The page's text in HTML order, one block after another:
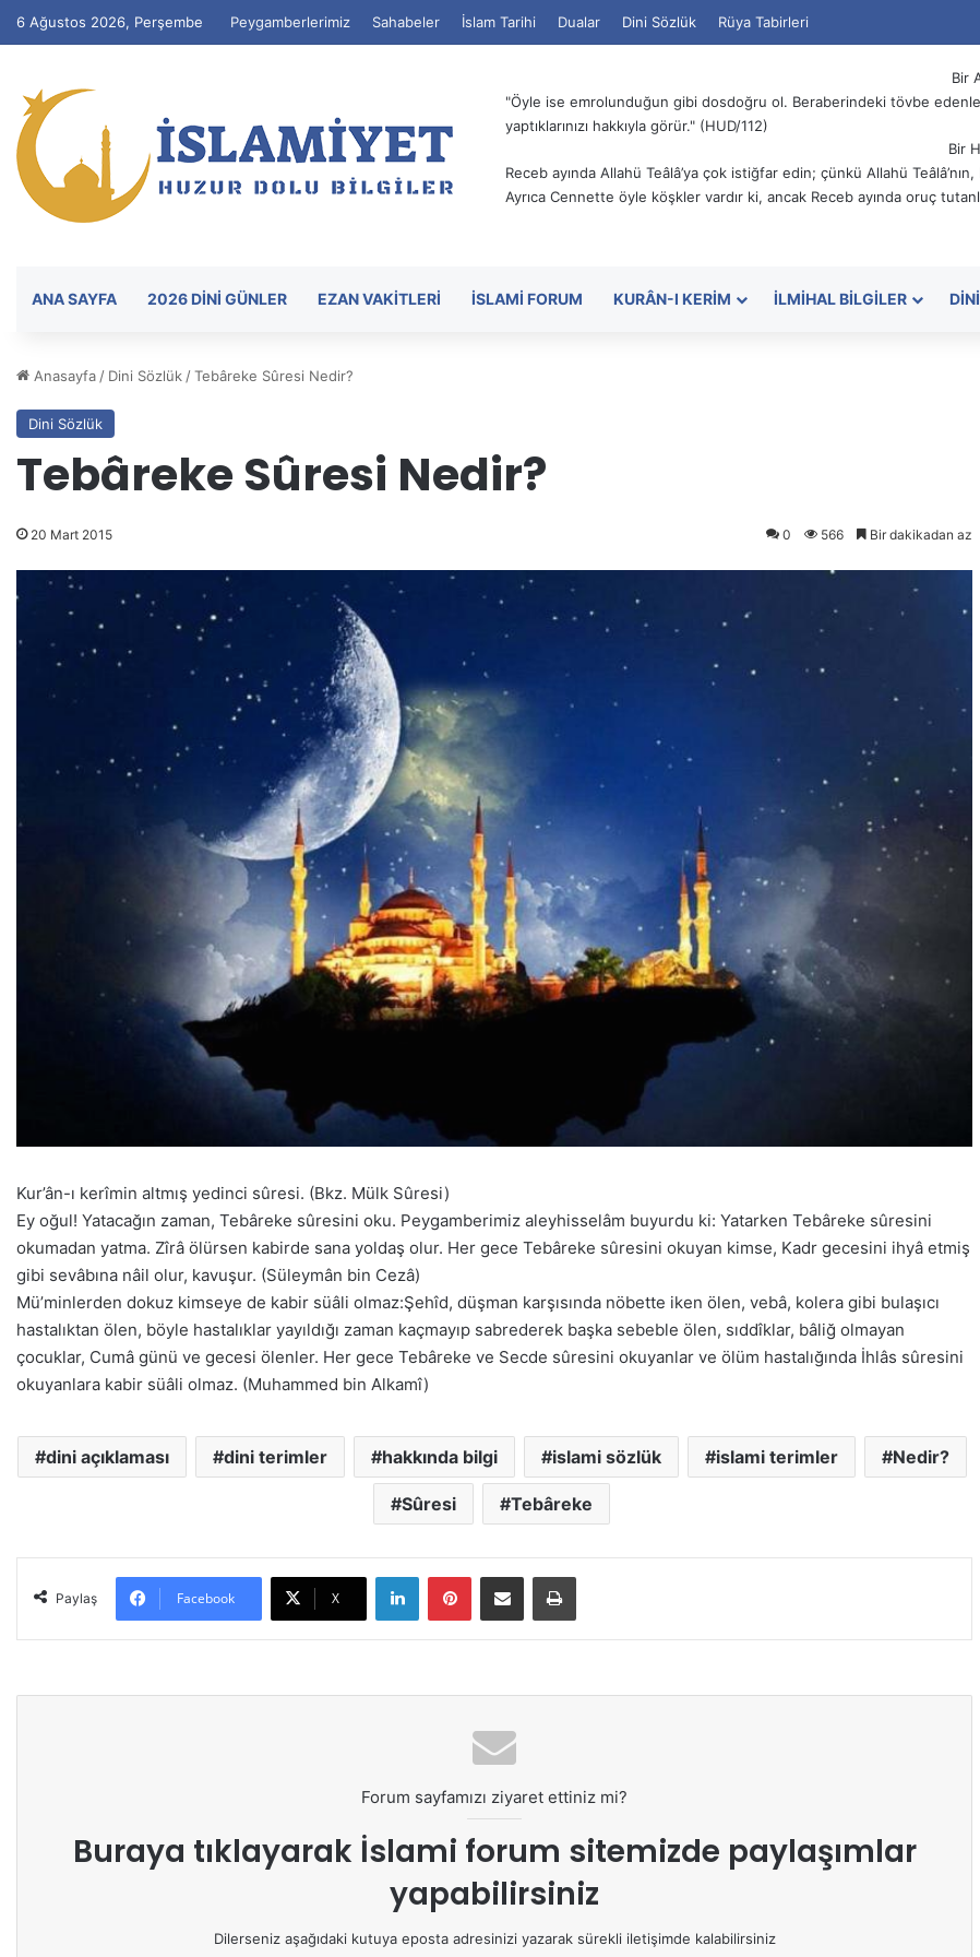
6 Ağustos 2026, Perşembe Peygamberlerimiz Sahabeler İslam Tarihi Dualar Dini Sözlük Rüya Tabirleri
Bir
"Öyle ise emrolunduğun gibi dosdoğru ol. Beraberindeki tövbe
yaptıklarınızı hakkıyla görür." (HUD/112)
Bir
Receb ayında Allahü Teâlâ’ya çok istiğfar edin; çünkü Allahü
Ayrıca Cennette öyle köşkler vardır ki, ancak Receb ayında oruç
ANA SAYFA 2026 DİNİ GÜNLER EZAN VAKITLERI İSLAMI FORUM KURÂN-I KERIM İLMIHAL BILGILER
Anasayfa / Dini Sözlük /Tebâreke Sûresi Nedir?
Dini Sözlük
Tebâreke Sûresi Nedir?
20 Mart 2015 0 566 Bir dakikadan az
Kur’ân-ı kerîmin altmış yedinci sûresi. (Bkz. Mülk Sûresi)
Ey oğul! Yatacağın zaman, Tebâreke sûresini oku. Peygamberimiz aleyhisselâm buyurdu ki: Yatarken Tebâreke sûresini
okumadan yatma. Zîrâ ölürsen kabirde sana yoldaş olur. Her gece Tebâreke sûresini okuyan kimse, Kadr gecesini ihyâ etmiş
gibi sevâbına nâil olur, kavuşur. (Süleymân bin Cezâ)
Mü’minlerden dokuz kimseye de kabir süâli olmaz:Şehîd, düşman karşısında nöbette iken ölen, vebâ, kolera gibi bulaşıcı
hastalıktan ölen, böyle hastalıklar yayıldığı zaman kaçmayıp sabrederek başka sebeble ölen, sıddîklar, bâliğ olmayan
çocuklar, Cumâ günü ve gecesi ölenler. Her gece Tebâreke ve Secde sûresini okuyanlar ve ölüm hastalığında İhlâs sûresini
okuyanlara kabir süâli olmaz. (Muhammed bin Alkamî)
dini açıklaması dini terimler hakkında bilgi islami sözlük islami terimler Nedir?
Sûresi Tebâreke
Paylaş Facebook X
Forum sayfamızı ziyaret ettiniz mi?
Buraya tıklayarak İslami forum sitemizde paylaşımlar
yapabilirsiniz
Dilerseniz aşağıdaki kutuya eposta adresinizi yazarak sürekli iletişimde kalabilirsiniz